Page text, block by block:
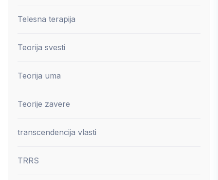
Telesna terapija
Teorija svesti
Teorija uma
Teorije zavere
transcendencija vlasti
TRRS